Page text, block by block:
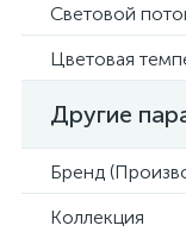
Световой
Цветовая
Другие
Бренд
Коллекция